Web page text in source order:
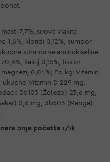
7,7%, sirova vlakna
1,6%, kloridi 0,12%, sumpor
sumporne aminokiseline
kalcij 0,15%, fosfor
0,04%; Po kg: Vitamin
ukupno Vitamin D 229 mg.
3b103 (Željezo) 23,6 mg,
0,6 mg, 3b503 (Manga)
prije početka i/ili